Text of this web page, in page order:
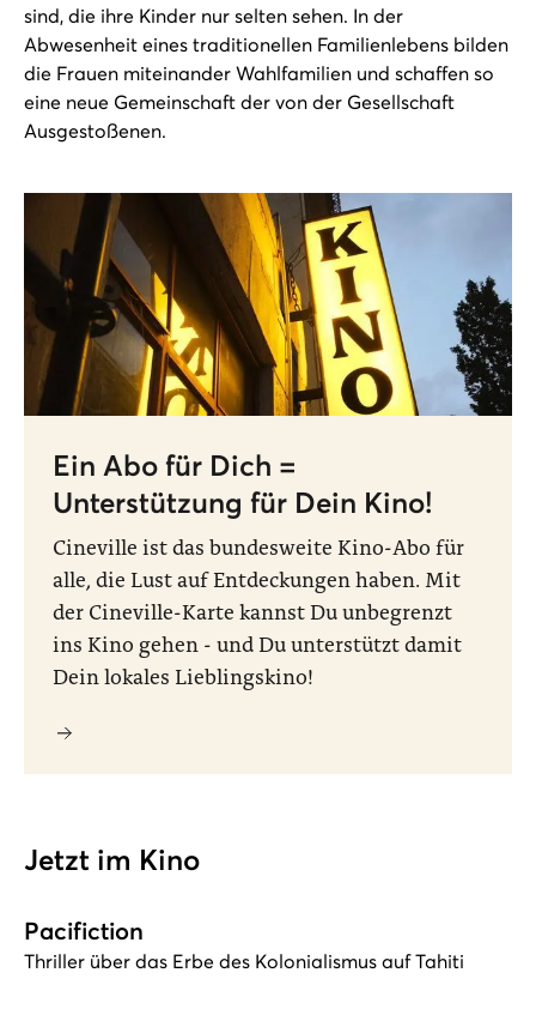
sind, die ihre Kinder nur selten sehen. In der
Abwesenheit eines traditionellen Familienlebens bilden
die Frauen miteinander Wahlfamilien und schaffen so
eine neue Gemeinschaft der von der Gesellschaft
Ausgestoßenen.
Ein Abo für Dich =
Unterstützung für Dein Kino!
Cineville ist das bundesweite Kino-Abo für
alle, die Lust auf Entdeckungen haben. Mit
der Cineville-Karte kannst Du unbegrenzt
ins Kino gehen - und Du unterstützt damit
Dein lokales Lieblingskino!
Jetzt im Kino
Pacifiction
Thriller über das Erbe des Kolonialismus auf Tahiti